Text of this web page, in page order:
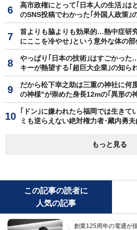
高市政権にとって｢日本人の生活｣
のSNS投稿でわかった｢外国人政策｣
首よりも脇よりも効果的…熱中症研
にここを冷やせ｣という意外な体の部
やっぱり｢日本の技術｣はすごかった
キーが熱望する｢超巨大企業｣の知ら
だから松下幸之助は三重の神社に
の神様"が崇めた身長12mの｢異形の
｢ドン｣に嫌われたら福岡では生き
ミも逆らえない絶対権力者･藏内勇
もっと見る
この記事の読者に
人気の記事
創業125周年の電通が